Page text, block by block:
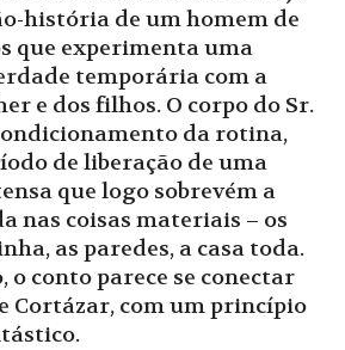
história de um homem de
que experimenta uma
temporária com a
e dos filhos. O corpo do Sr.
da rotina,
de liberação de uma
que logo sobrevém a
nas coisas materiais – os
as paredes, a casa toda.
o conto parece se conectar
Cortázar, com um princípio